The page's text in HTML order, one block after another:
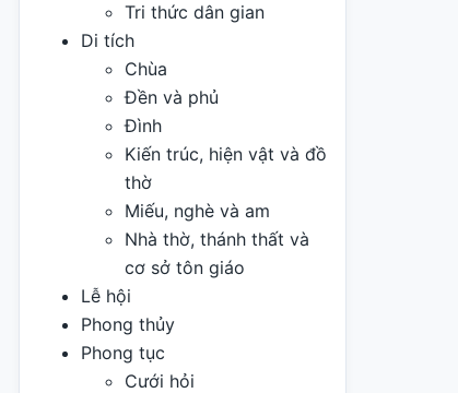
Tri thức dân gian
Di tích
Chùa
Đền và phủ
Đình
Kiến trúc, hiện vật và đồ
thờ
Miếu, nghè và am
Nhà thờ, thánh thất và
cơ sở tôn giáo
Lễ hội
Phong thủy
Phong tục
Cưới hỏi